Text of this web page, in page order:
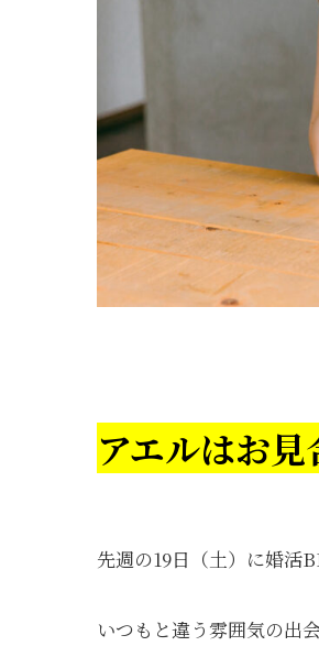
アエルはお
先週の19日（土）に婚活
いつもと違う雰囲気の出